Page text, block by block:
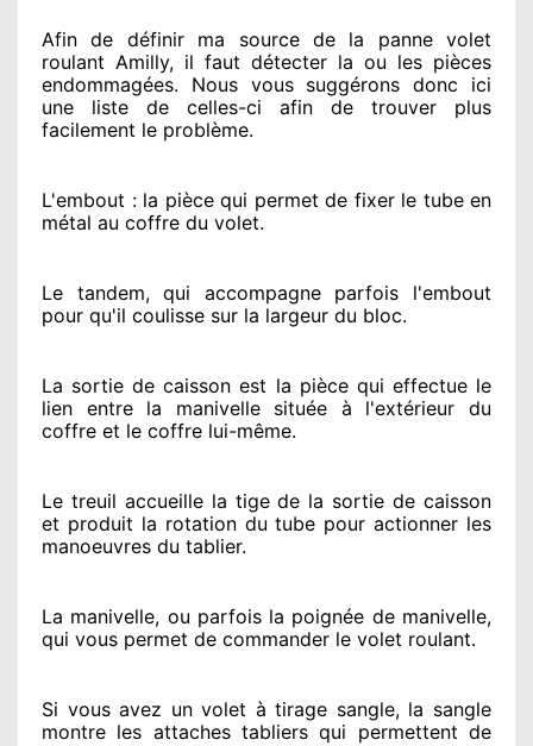
Afin de définir ma sourcede la panne volet
roulant Amilly, il faut détecter la ou les pièces
endommagées. Nous vous suggérons donc ici
une liste de celles-ci afin de trouver plus
facilement le problème.
L'embout : la pièce qui permet de fixer le tube en
métal au coffre du volet.
Le tandem, qui accompagne parfois l'embout
pour qu'il coulisse sur la largeur du bloc.
La sortie de caisson est la pièce qui effectuele
lien entre la manivelle située à l'extérieur du
coffre et le coffre lui-même.
Le treuil accueille la tige de la sortie de caisson
et produit la rotation du tube pour actionner les
manoeuvres du tablier.
La manivelle, ou parfois la poignée de manivelle,
qui vous permet de commander le volet roulant.
Si vous avez un volet à tirage sangle, la sangle
montre les attaches tabliers qui permettent de